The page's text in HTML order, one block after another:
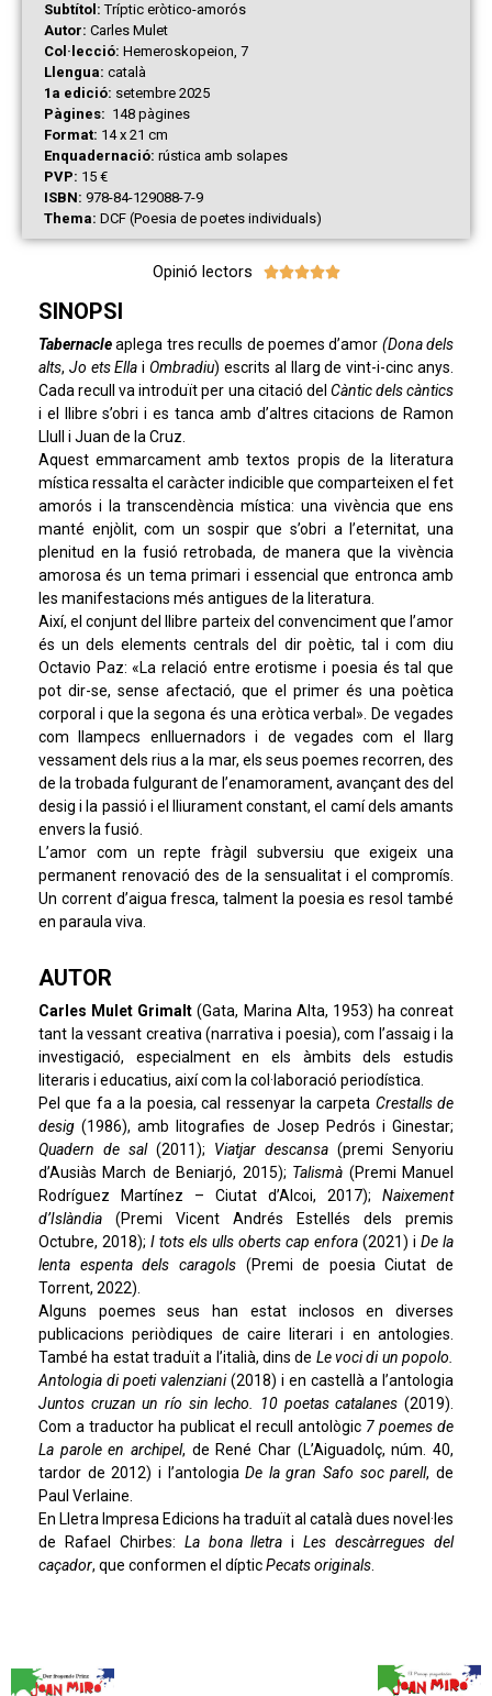
Subtítol:Tríptic eròtico-amorós
Autor: Carles Mulet
Col·lecció: Hemeroskopeion, 7
Llengua: català
1a edició: setembre 2025
Pàgines: 148 pàgines
Format: 14 x 21 cm
Enquadernació: rústica amb solapes
PVP: 15 €
ISBN: 978-84-129088-7-9
Thema: DCF (Poesia de poetes individuals)
Opinió lectors 
SINOPSI
Tabernacle aplega tres reculls de poemes d’amor (Dona dels
alts, Jo ets Ella iOmbradiu) escrits al llarg de vint-i-cinc anys.
Cada recull va introduït per una citació del Càntic dels càntics
i el llibre s’obri i es tanca amb d’altres citacions de Ramon
Llull i Juan de la Cruz.
Aquest emmarcament amb textos propis de la literatura
mística ressalta el caràcter indicible que comparteixen el fet
amorós i la transcendència mística: una vivència que ens
manté enjòlit, com un sospir que s’obri a l’eternitat, una
plenitud en la fusió retrobada, de manera que la vivència
amorosa és un tema primari i essencial que entronca amb
les manifestacions més antigues de la literatura.
Així, el conjunt del llibre parteix del convenciment que l’amor
és un dels elements centrals del dir poètic, tal i com diu
Octavio Paz: «La relació entre erotisme i poesia és tal que
pot dir-se, sense afectació, que el primer és una poètica
corporal i que la segona és una eròtica verbal». De vegades
com llampecs enlluernadors i de vegades com el llarg
vessament dels rius a la mar, els seus poemes recorren, des
de la trobada fulgurant de l’enamorament, avançant des del
desig i la passió i el lliurament constant, el camí dels amants
envers la fusió.
L’amor com un repte fràgil subversiu que exigeix una
permanent renovació des de la sensualitat i el compromís.
Un corrent d’aigua fresca, talment la poesia es resol també
en paraula viva.
AUTOR
Carles Mulet Grimalt (Gata, Marina Alta, 1953) ha conreat
tant la vessant creativa (narrativa i poesia), com l’assaig i la
investigació, especialment en els àmbits dels estudis
literaris i educatius, així com la col·laboració periodística.
Pel que fa a la poesia, cal ressenyar la carpeta Crestalls de
desig (1986), amb litografies de Josep Pedrós i Ginestar;
Quadern de sal(2011); Viatjar descansa (premi Senyoriu
d’Ausiàs March de Beniarjó, 2015); Talismà (Premi Manuel
Rodríguez Martínez – Ciutat d’Alcoi, 2017); Naixement
d’Islàndia (Premi Vicent Andrés Estellés dels premis
Octubre, 2018); I tots els ulls oberts cap enfora (2021) i De la
lenta espenta dels caragols(Premi de poesia Ciutat de
Torrent, 2022).
Alguns poemes seus han estat inclosos en diverses
publicacions periòdiques de caire literari i en antologies.
També ha estat traduït a l’italià, dins de Le voci di un popolo.
Antologia di poeti valenziani(2018) i en castellà a l’antologia
Juntos cruzan un río sin lecho. 10 poetas catalanes (2019).
Com a traductor ha publicat el recull antològic 7 poemes de
La parole en archipel, de René Char (L’Aiguadolç, núm. 40,
tardor de 2012) i l’antologiaDe la gran Safo soc parell, de
Paul Verlaine.
En Lletra Impresa Edicions ha traduït al català dues novel·les
de Rafael Chirbes: La bona lletra iLes descàrregues del
caçador, que conformen el dípticPecats originals